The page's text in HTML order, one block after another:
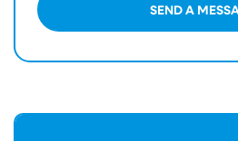
SEND A